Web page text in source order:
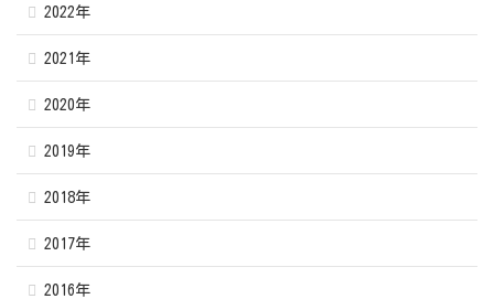
2022年
2021年
2020年
2019年
2018年
2017年
2016年